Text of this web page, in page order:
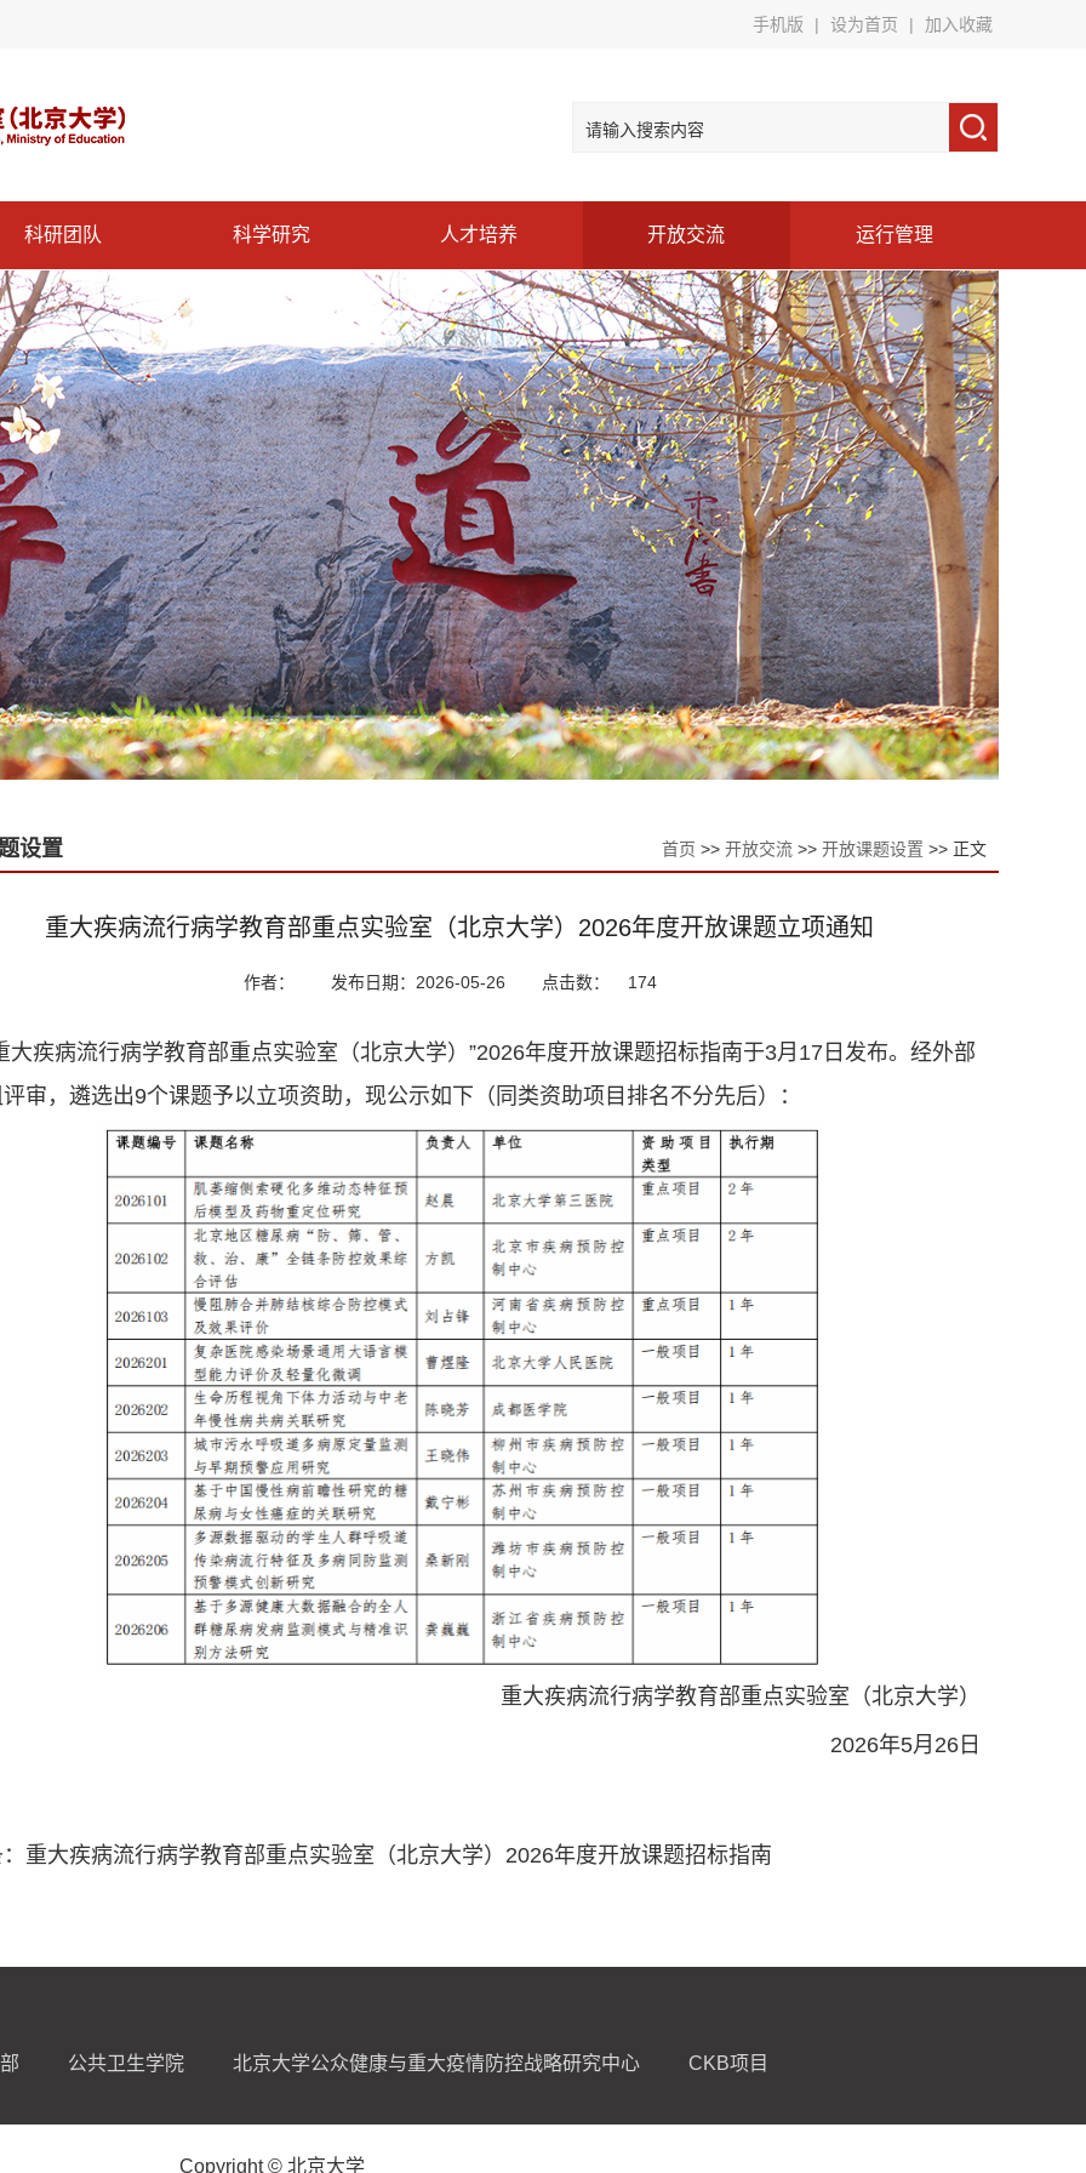
手机版 | 设为首页 | 加入收藏
科研团队 科学研究 人才培养 开放交流 运行管理
设置 首页 >> 开放交流 >> 开放课题设置 >> 正文
重大疾病流行病学教育部重点实验室（北京大学）2026年度开放课题立项通知
作者： 发布日期：2026-05-26 点击数： 174
大疾病流行病学教育部重点实验室（北京大学）”2026年度开放课题招标指南于3月17日发布。经外部
审，遴选出9个课题予以立项资助，现公示如下（同类资助项目排名不分先后）：
重大疾病流行病学教育部重点实验室（北京大学）
2026年5月26日
重大疾病流行病学教育部重点实验室（北京大学）2026年度开放课题招标指南
公共卫生学院 北京大学公众健康与重大疫情防控战略研究中心 CKB项目
Copyright © 北京大学